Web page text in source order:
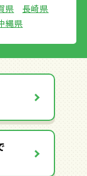
県
長崎県
縄県